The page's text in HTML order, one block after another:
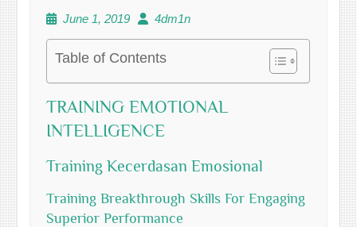
June 1, 2019 4dm1n
Table of Contents
TRAINING EMOTIONAL
INTELLIGENCE
Training Kecerdasan Emosional
Training Breakthrough Skills For Engaging
Superior Performance